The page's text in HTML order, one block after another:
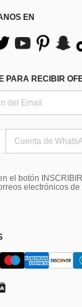
EN
PARA RECIBIR
el botón
electrónicos